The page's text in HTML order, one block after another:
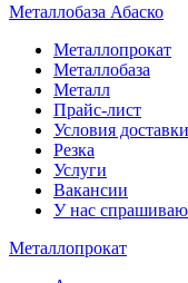
Металлобаза Абаско
Металлопрокат
Металлобаза
Металл
Прайс-лист
Условия доставки
Резка
Услуги
Вакансии
У нас
Металлопрокат